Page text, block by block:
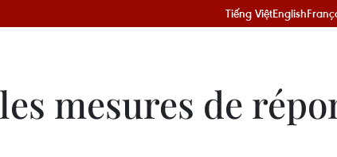
Tiếng ViệtEnglish
mesures de